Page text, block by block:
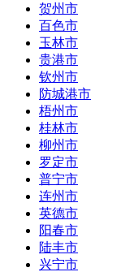
贺州市
百色市
玉林市
贵港市
钦州市
防城港市
梧州市
桂林市
柳州市
罗定市
普宁市
连州市
英德市
阳春市
陆丰市
兴宁市